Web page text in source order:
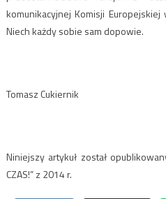
komunikacyjnej Komisji Europejskiej
Niech każdy sobie sam dopowie.
Tomasz Cukiernik
Niniejszy artykuł został
CZAS!” z 2014 r.